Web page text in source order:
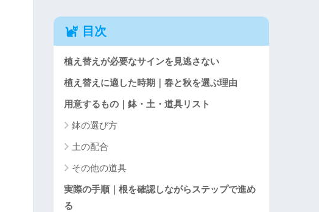
目次
植え替えが必要なサインを見逃さない
植え替えに適した時期｜春と秋を選ぶ理由
用意するもの｜鉢・土・道具リスト
鉢の選び方
土の配合
その他の道具
実際の手順｜根を確認しながらステップで進め
る